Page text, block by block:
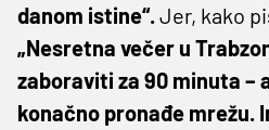
danom istine“.Jer, kako
„Nesretna večer u
zaboraviti za 90 minuta –
konačno pronađe mrežu.